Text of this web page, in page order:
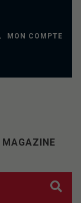
MON COMPTE
MAGAZINE